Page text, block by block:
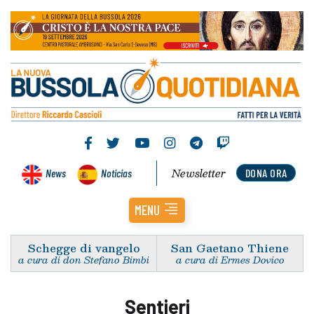
News Noticias DONA ORA
Newsletter
MENU
Schegge di vangelo
a cura di don Stefano Bimbi
San Gaetano Thiene
a cura di Ermes Dovico
Sentieri